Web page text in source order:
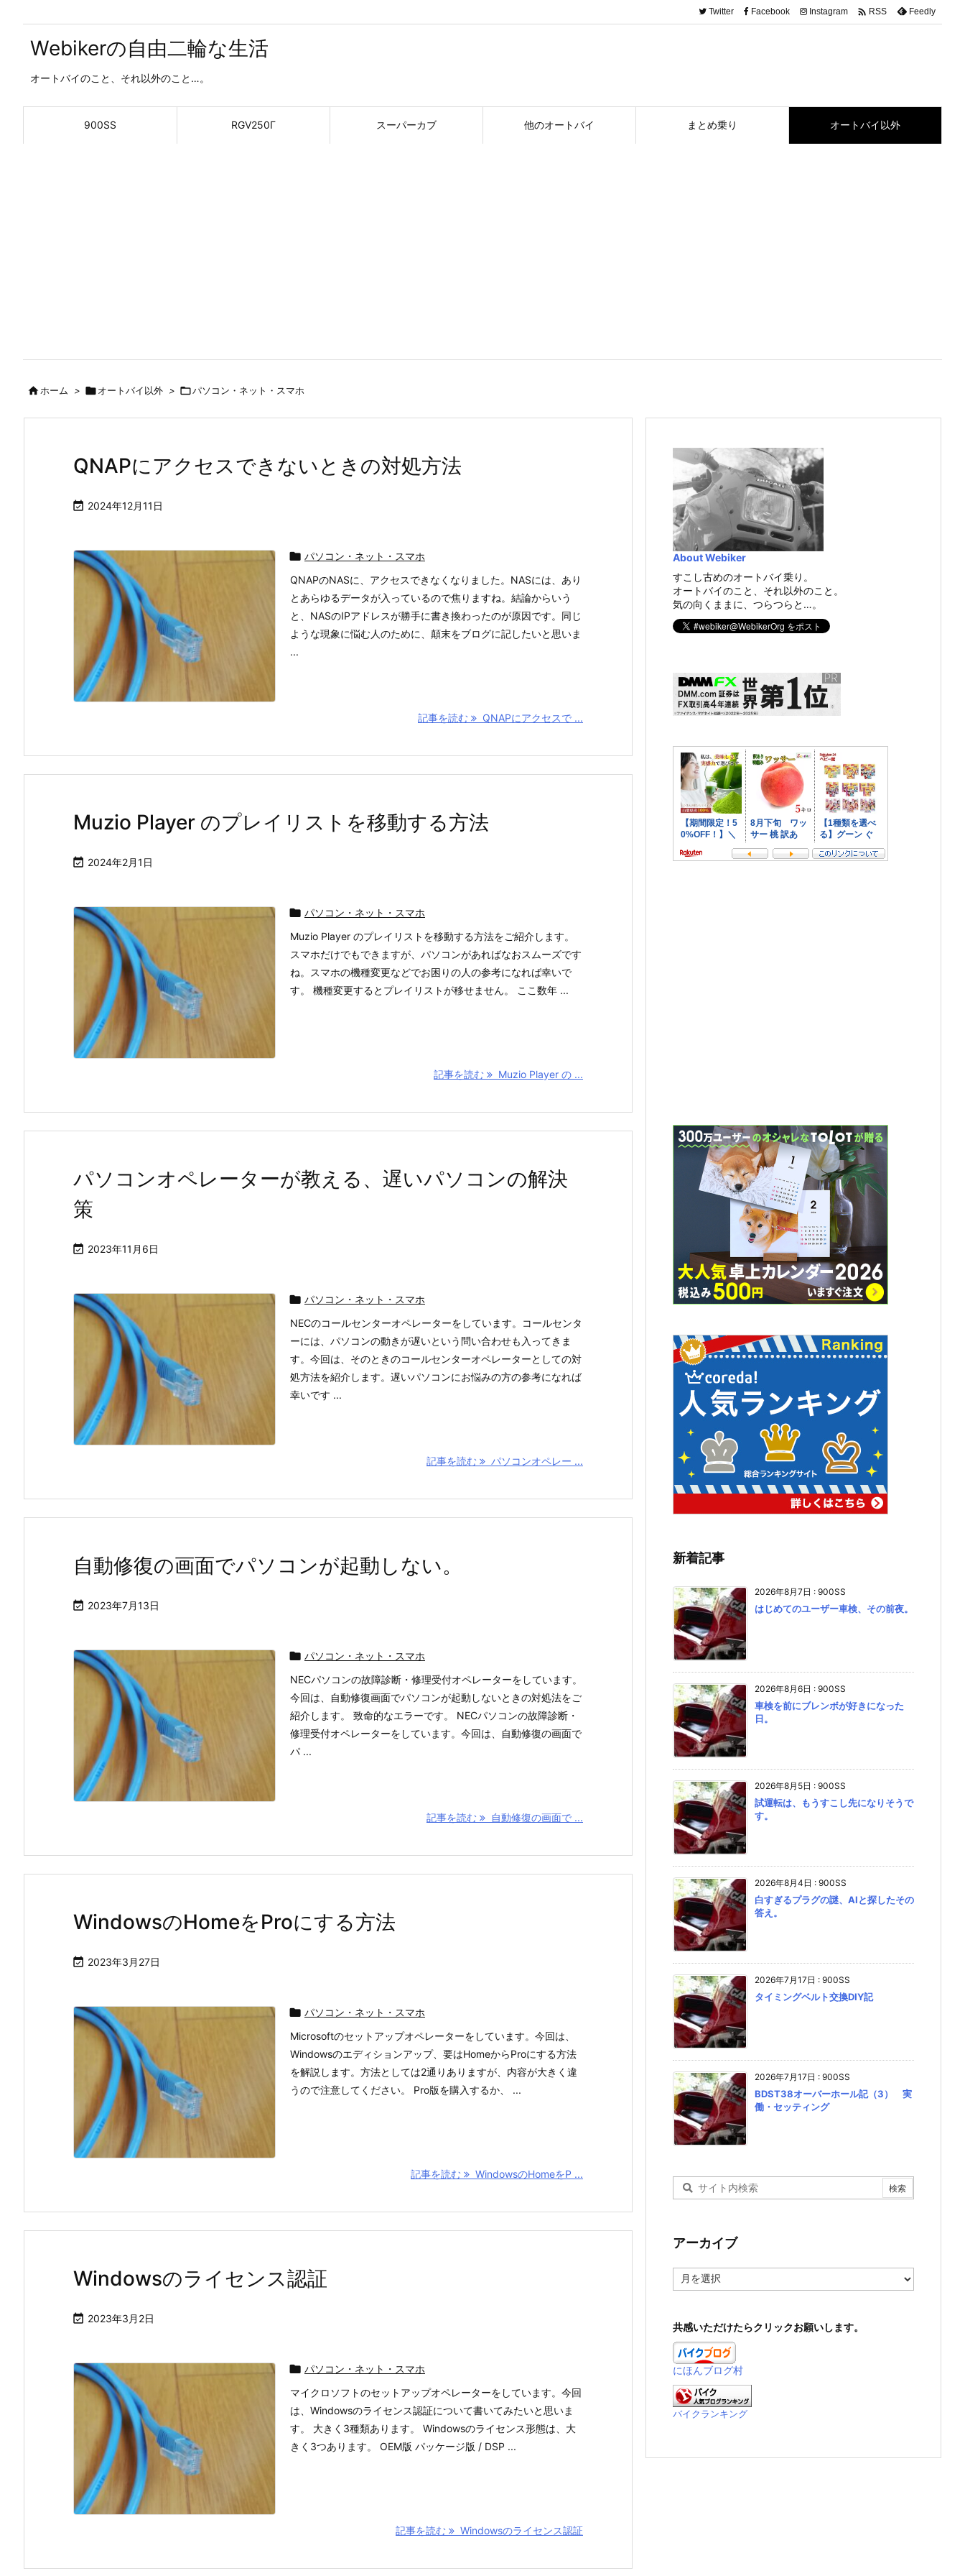
Webikerの自由二輪な生活
オートバイのこと、それ以外のこと…。
900SS RGV250Γ スーパーカブ 他のオートバイ まとめ乗り オートバイ以外
Twitter Facebook Instagram  RSS Feedly
ホーム > オートバイ以外 > パソコン・ネット・スマホ
QNAPにアクセスできないときの対処方法
 2024年12月11日
 パソコン・ネット・スマホ
QNAPのNASに、アクセスできなくなりました。NASには、あり
とあらゆるデータが入っているので焦りますね。結論からいう
と、NASのIPアドレスが勝手に書き換わったのが原因です。同じ
ような現象に悩む人のために、顛末をブログに記したいと思いま
...
記事を読む QNAPにアクセスで ...
Muzio Player のプレイリストを移動する方法
 2024年2月1日
 パソコン・ネット・スマホ
Muzio Player のプレイリストを移動する方法をご紹介します。
スマホだけでもできますが、パソコンがあればなおスムーズです
ね。スマホの機種変更などでお困りの人の参考になれば幸いで
す。 機種変更するとプレイリストが移せません。 ここ数年 ...
記事を読む Muzio Player の ...
パソコンオペレーターが教える、遅いパソコンの解決
策
 2023年11月6日
 パソコン・ネット・スマホ
NECのコールセンターオペレーターをしています。コールセンタ
ーには、パソコンの動きが遅いという問い合わせも入ってきま
す。今回は、そのときのコールセンターオペレーターとしての対
処方法を紹介します。遅いパソコンにお悩みの方の参考になれば
幸いです ...
記事を読む パソコンオペレー ...
自動修復の画面でパソコンが起動しない。
 2023年7月13日
 パソコン・ネット・スマホ
NECパソコンの故障診断・修理受付オペレーターをしています。
今回は、自動修復画面でパソコンが起動しないときの対処法をご
紹介します。 致命的なエラーです。 NECパソコンの故障診断・
修理受付オペレーターをしています。今回は、自動修復の画面で
パ ...
記事を読む 自動修復の画面で ...
WindowsのHomeをProにする方法
 2023年3月27日
 パソコン・ネット・スマホ
Microsoftのセットアップオペレーターをしています。今回は、
Windowsのエディションアップ、要はHomeからProにする方法
を解説します。方法としては2通りありますが、内容が大きく違
うので注意してください。 Pro版を購入するか、 ...
記事を読む WindowsのHomeをP ...
Windowsのライセンス認証
 2023年3月2日
 パソコン・ネット・スマホ
マイクロソフトのセットアップオペレーターをしています。今回
は、Windowsのライセンス認証について書いてみたいと思いま
す。 大きく3種類あります。 Windowsのライセンス形態は、大
きく3つあります。 OEM版 パッケージ版 / DSP ...
記事を読む Windowsのライセンス認証
About Webiker
すこし古めのオートバイ乗り。
オートバイのこと、それ以外のこと。
気の向くままに、つらつらと…。
新着記事
2026年8月7日 : 900SS
はじめてのユーザー車検、その前夜。
2026年8月6日 : 900SS
車検を前にブレンボが好きになった
日。
2026年8月5日 : 900SS
試運転は、もうすこし先になりそうで
す。
2026年8月4日 : 900SS
白すぎるプラグの謎、AIと探したその
答え。
2026年7月17日 : 900SS
タイミングベルト交換DIY記
2026年7月17日 : 900SS
BDST38オーバーホール記（3） 実
働・セッティング
アーカイブ
ー
ブ
共感いただけたらクリックお願いします。
にほんブログ村
バイクランキング